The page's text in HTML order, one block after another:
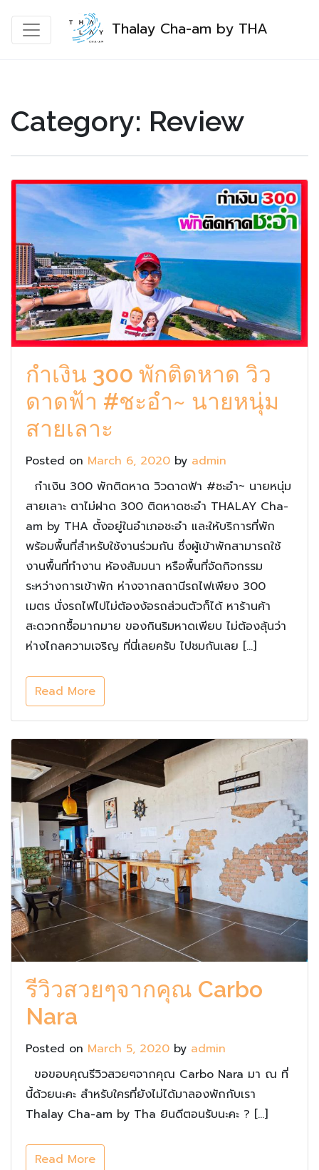
Thalay Cha-am by THA
Category: Review
กำเงิน 300 พักติดหาด วิว
ดาดฟ้า #ชะอำ~ นายหนุ่ม
สายเลาะ
Posted on March 6, 2020 by admin
กำเงิน 300 พักติดหาด วิวดาดฟ้า #ชะอำ~ นายหนุ่ม
สายเลาะ ตาไม่ฝาด 300 ติดหาดชะอำ THALAY Cha-
am by THA ตั้งอยู่ในอำเภอชะอำ และให้บริการที่พัก
พร้อมพื้นที่สำหรับใช้งานร่วมกัน ซึ่งผู้เข้าพักสามารถใช้
งานพื้นที่ทำงาน ห้องสัมมนา หรือพื้นที่จัดกิจกรรม
ระหว่างการเข้าพัก ห่างจากสถานีรถไฟเพียง 300
เมตร นั่งรถไฟไปไม่ต้องง้อรถส่วนตัวก็ได้ หาร้านค้า
สะดวกกซื้อมากมาย ของกินริมหาดเพียบ ไม่ต้องลุ้นว่า
ห่างไกลความเจริญ ที่นี่เลยครับ ไปชมกันเลย […]
Read More
รีวิวสวยๆจากคุณ Carbo
Nara
Posted on March 5, 2020 by admin
ขอขอบคุณรีวิวสวยๆจากคุณ Carbo Nara มา ณ ที่
นี้ด้วยนะคะ สำหรับใครที่ยังไม่ได้มาลองพักกับเรา
Thalay Cha-am by Tha ยินดีตอนรับนะคะ ? […]
Read More